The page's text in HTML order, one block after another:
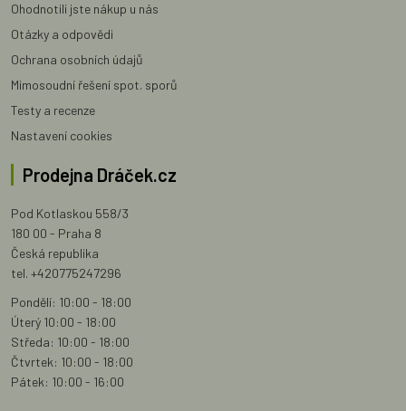
Ohodnotili jste nákup u nás
Otázky a odpovědi
Ochrana osobních údajů
Mimosoudní řešení spot. sporů
Testy a recenze
Nastavení cookies
Prodejna Dráček.cz
Pod Kotlaskou 558/3
180 00 - Praha 8
Česká republika
tel. +420775247296
Pondělí: 10:00 - 18:00
Úterý 10:00 - 18:00
Středa: 10:00 - 18:00
Čtvrtek: 10:00 - 18:00
Pátek: 10:00 - 16:00